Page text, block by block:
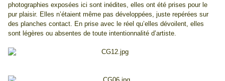
photographies exposées ici sont inédites, elles ont été prises pour le
pur plaisir. Elles n’étaient même pas développées, juste repérées sur
des planches contact. En prise avec le réel qu’elles dévoilent, elles
sont légères ou absentes de toute intentionnalité d’artiste.